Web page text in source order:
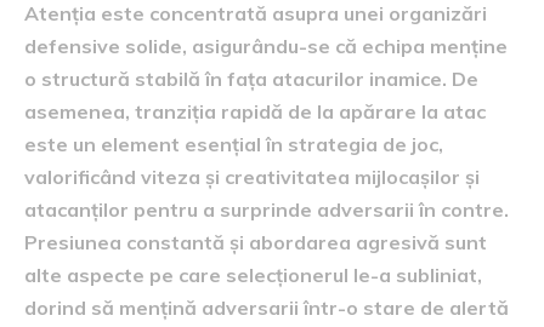
Atenția este concentrată asupra unei organizări
defensive solide, asigurându-se că echipa menține
o structură stabilă în fața atacurilor inamice. De
asemenea, tranziția rapidă de la apărare la atac
este un element esențial în strategia de joc,
valorificând viteza și creativitatea mijlocașilor și
atacanților pentru a surprinde adversarii în contre.
Presiunea constantă și abordarea agresivă sunt
alte aspecte pe care selecționerul le-a subliniat,
dorind să mențină adversarii într-o stare de alertă